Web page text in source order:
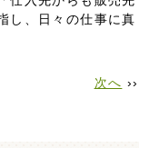
し、日々の仕事に真
次へ ››